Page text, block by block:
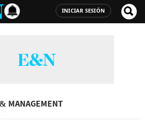
INICIAR SESIÓN
MANAGEMENT